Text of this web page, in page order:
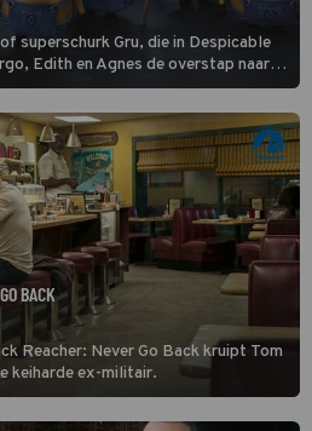
superschurk Gru, die in Despicable
Edith en Agnes de overstap naar
dat pad weet te blijven.
BACK
Reacher: Never Go Back kruipt Tom
keiharde ex-militair.